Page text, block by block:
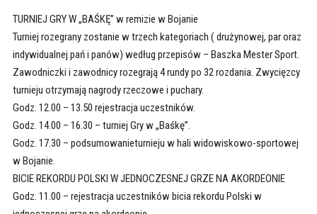
TURNIEJ GRY W „BAŚKĘ” w remizie w Bojanie
Turniej rozegrany zostanie w trzech kategoriach ( drużynowej, par oraz
indywidualnej pań i panów) według przepisów – Baszka Mester Sport.
Zawodniczki i zawodnicy rozegrają 4 rundy po 32 rozdania. Zwycięzcy
turnieju otrzymają nagrody rzeczowe i puchary.
Godz. 12.00 – 13.50 rejestracja uczestników.
Godz. 14.00 – 16.30 – turniej Gry w „Baśkę”.
Godz. 17.30 – podsumowanieturnieju w hali widowiskowo-sportowej
w Bojanie.
BICIE REKORDU POLSKI W JEDNOCZESNEJ GRZE NA AKORDEONIE
Godz. 11.00 – rejestracja uczestników bicia rekordu Polski w